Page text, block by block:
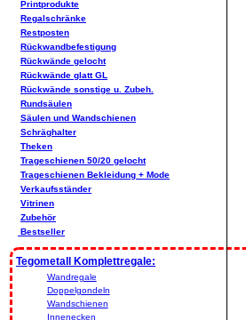
Printprodukte
Regalschränke
Restposten
Rückwandbefestigung
Rückwände gelocht
Rückwände glatt GL
Rückwände sonstige u. Zubeh.
Rundsäulen
Säulen und Wandschienen
Schräghalter
Theken
Trageschienen 50/20 gelocht
Trageschienen Bekleidung + Mode
Verkaufsständer
Vitrinen
Zubehör
Bestseller
Tegometall Komplettregale:
Wandregale
Doppelgondeln
Wandschienen
Innenecken